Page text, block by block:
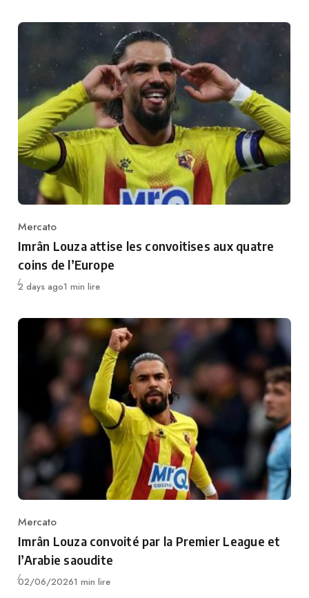
Category
Mercato
Imrân Louza attise les convoitises aux quatre
coins de l’Europe
Publié
2 days ago1 min lire
Category
Mercato
Imrân Louza convoité par la Premier League et
l’Arabie saoudite
Publié
02/06/20261 min lire